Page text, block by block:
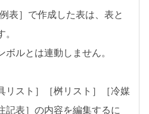
表］で作成した表は、表と
ボルとは連動しません。
リスト］［桝リスト］［冷媒
記表］の内容を編集するに